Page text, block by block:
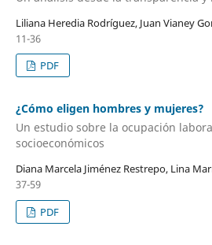
Liliana Heredia Rodríguez, Juan Vianey
11-36
PDF
¿Cómo eligen hombres y mujeres?
Un estudio sobre la ocupación
socioeconómicos
Diana Marcela Jiménez Restrepo, Lina
37-59
PDF